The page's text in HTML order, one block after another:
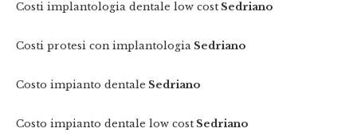
Costi implantologia dentale low cost Sedriano
Costi protesi con implantologia Sedriano
Costo impianto dentale Sedriano
Costo impianto dentale low cost Sedriano